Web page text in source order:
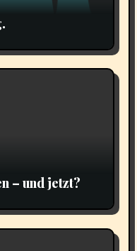
– und jetzt?